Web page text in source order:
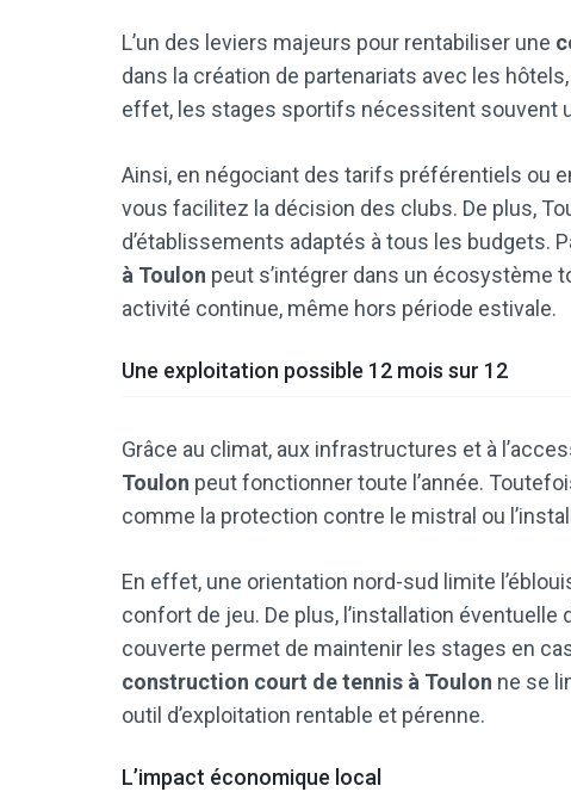
L’un des leviers majeurs pour rentabiliser une
dans la création de partenariats avec les
effet, les stages sportifs nécessitent souvent
Ainsi, en négociant des tarifs préférentiels ou
vous facilitez la décision des clubs. De plus,
d’établissements adaptés à tous les budgets.
à Toulon peut s’intégrer dans un écosystème
activité continue, même hors période estivale.
Une exploitation possible 12 mois sur 12
Grâce au climat, aux infrastructures et à
Toulon peut fonctionner toute l’année.
comme la protection contre le mistral ou
En effet, une orientation nord-sud limite
confort de jeu. De plus, l’installation
couverte permet de maintenir les stages en
construction court de tennis à Toulon ne se
outil d’exploitation rentable et pérenne.
L’impact économique local